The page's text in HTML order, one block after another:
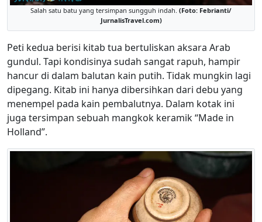
Salah satu batu yang tersimpan sungguh indah. (Foto: Febrianti/
JurnalisTravel.com)
Peti kedua berisi kitab tua bertuliskan aksara Arab
gundul. Tapi kondisinya sudah sangat rapuh, hampir
hancur di dalam balutan kain putih. Tidak mungkin lagi
dipegang. Kitab ini hanya dibersihkan dari debu yang
menempel pada kain pembalutnya. Dalam kotak ini
juga tersimpan sebuah mangkok keramik “Made in
Holland”.